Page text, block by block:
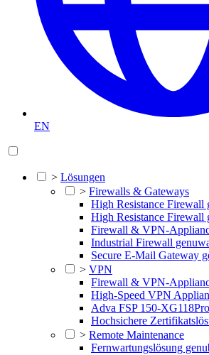
EN
> Lösungen
> Firewalls & Gateways
High Resistance Firewall
High Resistance Firewall
Firewall & VPN-
Industrial Firewall
Secure E-Mail Gateway
> VPN
Firewall & VPN-
High-Speed VPN
Adva FSP 150-XG118Pro
Hochsichere
> Remote Maintenance
Fernwartungslösung